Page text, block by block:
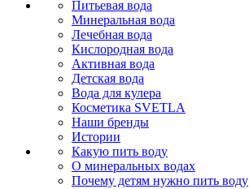
Питьевая вода
Минеральная вода
Лечебная вода
Кислородная вода
Активная вода
Детская вода
Вода для кулера
Косметика SVETLA
Наши бренды
Истории
Какую пить воду
О минеральных водах
Почему детям нужно пить воду